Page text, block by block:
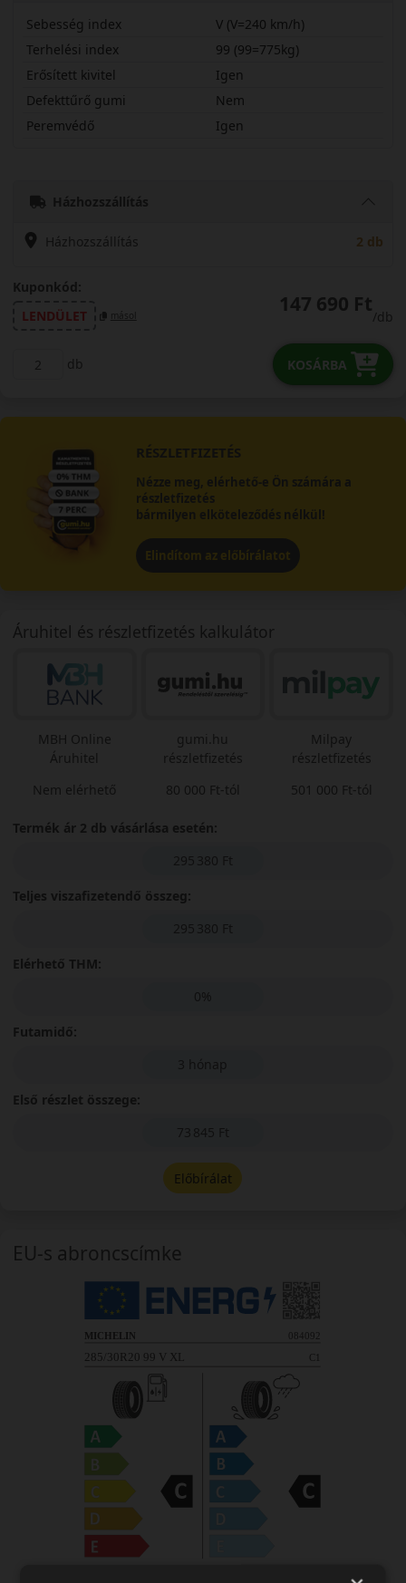
Sebesség index
V (V=240 km/h)
Terhelési index
99 (99=775kg)
Erősített kivitel
Igen
Defekttűrő gumi
Nem
Peremvédő
Igen
Házhozszállítás
Házhozszállítás 2 db
Kuponkód:
LENDÜLET
másol 147 690 Ft
/db
db KOSÁRBA
RÉSZLETFIZETÉS
Nézze meg, elérhető-e Ön számára a
részletfizetés
bármilyen elköteleződés nélkül!
Elindítom az előbírálatot
Áruhitel és részletfizetés kalkulátor
MBH Online
Áruhitel
Nem elérhető
gumi.hu
részletfizetés
80 000 Ft-tól
Milpay
részletfizetés
501 000 Ft-tól
Termék ár 2 db vásárlása esetén:
295 380 Ft
Teljes viszafizetendő összeg:
295 380 Ft
Elérhető THM:
0%
Futamidő:
3 hónap
Első részlet összege:
73 845 Ft
Előbírálat
EU-s abroncscímke